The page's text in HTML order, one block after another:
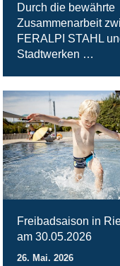
Durch die bewährte
Zusammenarbeit
FERALPI STAHL
Stadtwerken …
Freibadsaison in
am 30.05.2026
26. Mai. 2026